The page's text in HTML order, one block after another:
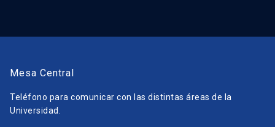
Mesa Central
Teléfono para comunicar con las distintas áreas de la
Universidad.